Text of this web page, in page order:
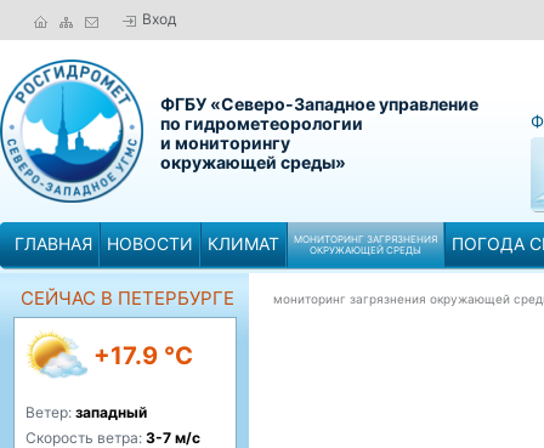
Вход
ФГБУ «Северо-Западное управление
по гидрометеорологии
и мониторингу
окружающей среды»
ГЛАВНАЯ НОВОСТИ КЛИМАТ
МОНИТОРИНГ ЗАГРЯЗНЕНИЯ
ОКРУЖАЮЩЕЙ СРЕДЫ
ПОГОДА
СЕЙЧАС В ПЕТЕРБУРГЕ
+17.9 °C
Ветер: западный
Скорость ветра: 3-7 м/с
мониторинг загрязнения окружающей